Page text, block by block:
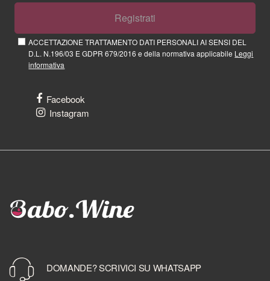
Registrati
ACCETTAZIONE TRATTAMENTO DATI PERSONALI AI SENSI DEL
D.L. N.196/03 E GDPR 679/2016 e della normativa applicabile Leggi
informativa
Facebook
Instagram
DOMANDE? SCRIVICI SU WHATSAPP